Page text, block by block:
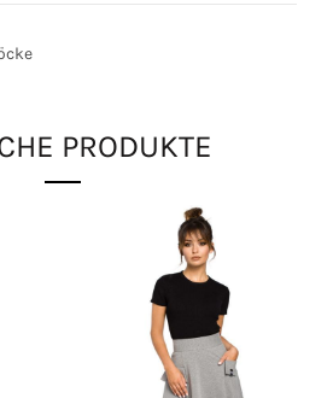
PRODUKTE